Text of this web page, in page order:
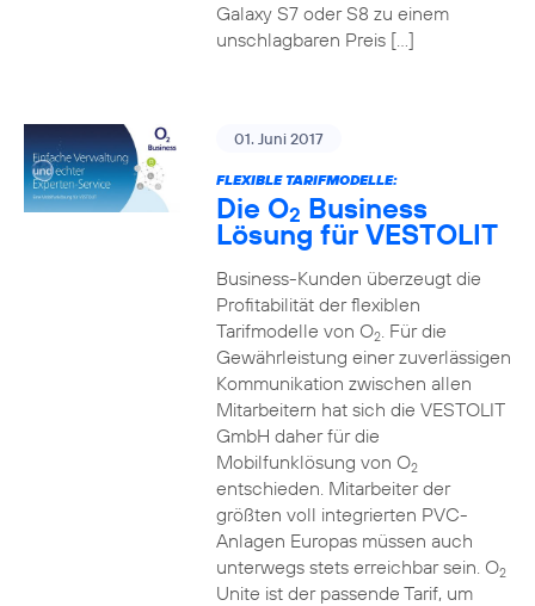
Galaxy S7 oder S8 zu einem
unschlagbaren Preis […]
01. Juni 2017
FLEXIBLE TARIFMODELLE:
Die O2 Business
Lösung für VESTOLIT
Business-Kunden überzeugt die
Profitabilität der flexiblen
Tarifmodelle von O2. Für die
Gewährleistung einer zuverlässigen
Kommunikation zwischen allen
Mitarbeitern hat sich die VESTOLIT
GmbH daher für die
Mobilfunklösung von O2
entschieden. Mitarbeiter der
größten voll integrierten PVC-
Anlagen Europas müssen auch
unterwegs stets erreichbar sein. O2
Unite ist der passende Tarif, um